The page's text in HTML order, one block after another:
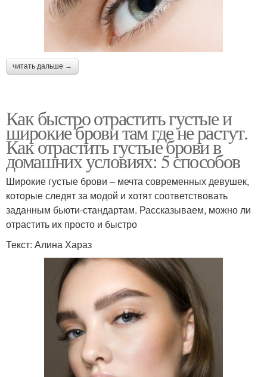
читать дальше →
Как быстро отрастить густые и
широкие брови там где не растут.
Как отрастить густые брови в
домашних условиях: 5 способов
Широкие густые брови – мечта современных девушек,
которые следят за модой и хотят соответствовать
заданным бьюти-стандартам. Рассказываем, можно ли
отрастить их просто и быстро
Текст: Алина Хараз